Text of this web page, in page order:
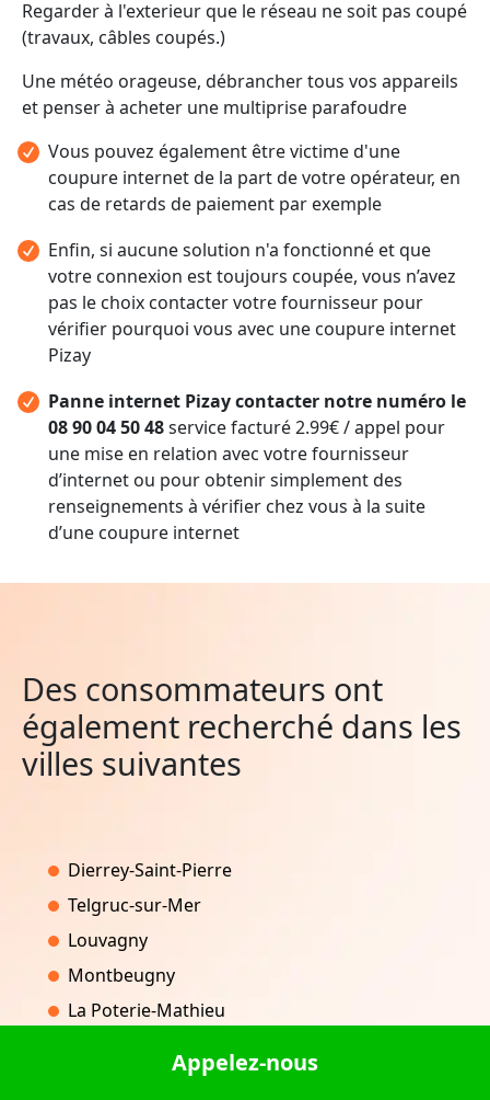
Regarder à l'exterieur que le réseau ne soit pas coupé
(travaux, câbles coupés.)
Une météo orageuse, débrancher tous vos appareils
et penser à acheter une multiprise parafoudre
Vous pouvez également être victime d'une
coupure internet de la part de votre opérateur, en
cas de retards de paiement par exemple
Enfin, si aucune solution n'a fonctionné et que
votre connexion est toujours coupée, vous n’avez
pas le choix contacter votre fournisseur pour
vérifier pourquoi vous avec une coupure internet
Pizay
Panne internet Pizay contacter notre numéro le
08 90 04 50 48service facturé 2.99€ / appel pour
une mise en relation avec votre fournisseur
d’internet ou pour obtenir simplement des
renseignements à vérifier chez vous à la suite
d’une coupure internet
Des consommateurs ont
également recherché dans les
villes suivantes
Dierrey-Saint-Pierre
Telgruc-sur-Mer
Louvagny
Montbeugny
La Poterie-Mathieu
Appelez-nous